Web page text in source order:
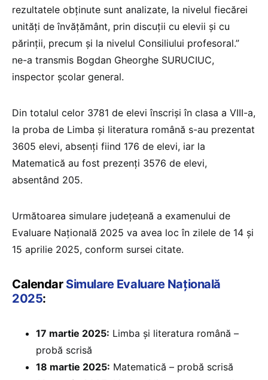
rezultatele obținute sunt analizate, la nivelul fiecărei
unități de învățământ, prin discuții cu elevii și cu
părinții, precum și la nivelul Consiliului profesoral.”
ne-a transmis Bogdan Gheorghe SURUCIUC,
inspector școlar general.
Din totalul celor 3781 de elevi înscriși în clasa a VIII-a,
la proba de Limba și literatura română s-au prezentat
3605 elevi, absenți fiind 176 de elevi, iar la
Matematică au fost prezenți 3576 de elevi,
absentând 205.
Următoarea simulare județeană a examenului de
Evaluare Națională 2025 va avea loc în zilele de 14 și
15 aprilie 2025, conform sursei citate.
Calendar Simulare Evaluare Națională
2025:
17 martie 2025: Limba și literatura română –
probă scrisă
18 martie 2025: Matematică – probă scrisă